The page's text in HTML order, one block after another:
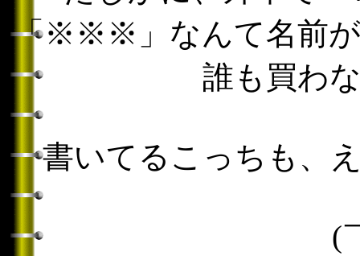
「※※※」なんて名前が
誰も買わ
書いてるこっちも、
(